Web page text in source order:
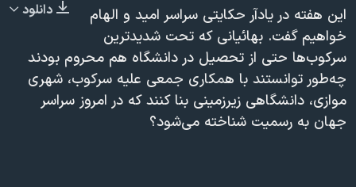
آرشیو پخش زنده
مجموعه مستندهای دادخواهی
تریبونال مردمی آبان ۹۸
دادگاه حمید نوری
چهل سال گروگان‌گیری
دانلود
این هفته در یادآر حکایتی سراسر امید و الهام
خواهیم گفت. بهائیانی که تحت شدیدترین
سرکوب‌ها حتی از تحصیل در دانشگاه هم محروم بودند
چه‌طور توانستند با همکاری جمعی علیه سرکوب، شهری
موازی، دانشگاهی زیرزمینی بنا کنند که در امروز سراسر
جهان به رسمیت شناخته می‌شود؟